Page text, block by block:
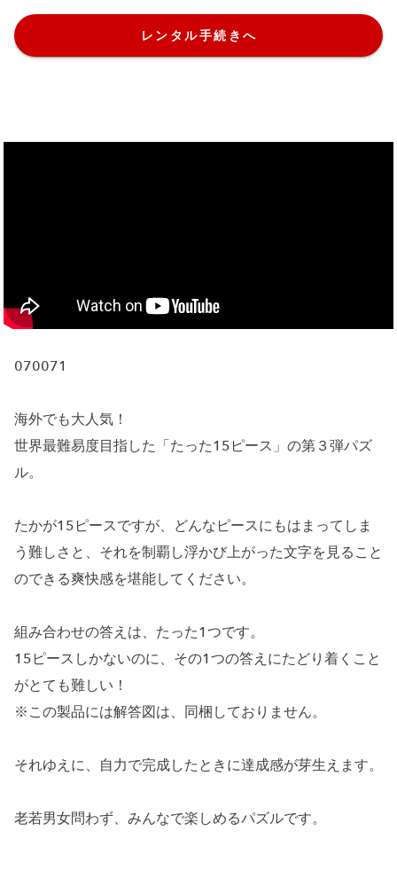
レンタル手続きへ
070071
海外でも大人気！
世界最難易度目指した「たった15ピース」の第３弾パズ
ル。
たかが15ピースですが、どんなピースにもはまってしま
う難しさと、それを制覇し浮かび上がった文字を見ること
のできる爽快感を堪能してください。
組み合わせの答えは、たった1つです。
15ピースしかないのに、その1つの答えにたどり着くこと
がとても難しい！
※この製品には解答図は、同梱しておりません。
それゆえに、自力で完成したときに達成感が芽生えます。
老若男女問わず、みんなで楽しめるパズルです。